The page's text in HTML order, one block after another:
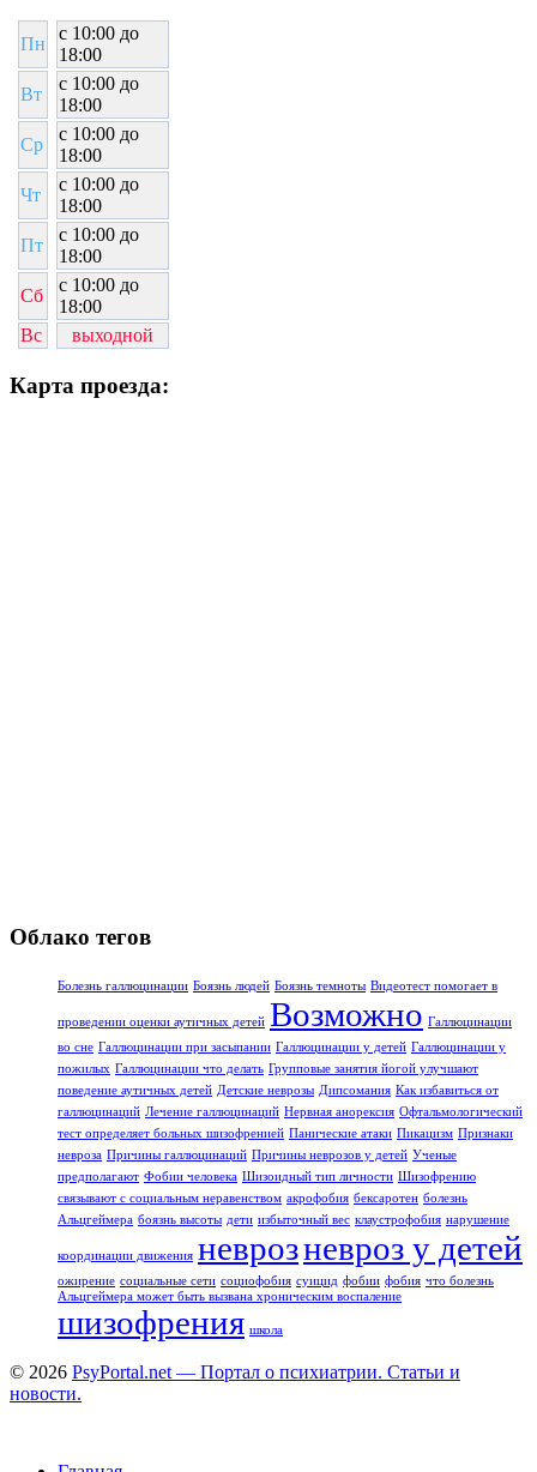
Пн
c 10:00 до
18:00
Вт
c 10:00 до
18:00
Ср
c 10:00 до
18:00
Чт
c 10:00 до
18:00
Пт
c 10:00 до
18:00
Сб
c 10:00 до
18:00
Вс
выходной
Карта проезда:
Облако тегов
Болезнь галлюцинации Боязнь людей Боязнь темноты Видеотест помогает в
проведении оценки аутичных детей Возможно Галлюцинации
во сне Галлюцинации при засыпании Галлюцинации у детей Галлюцинации у
пожилых Галлюцинации что делать Групповые занятия йогой улучшают
поведение аутичных детей Детские неврозы Дипсомания Как избавиться от
галлюцинаций Лечение галлюцинаций Нервная анорексия Офтальмологический
тест определяет больных шизофренией Панические атаки Пикацизм Признаки
невроза Причины галлюцинаций Причины неврозов у детей Ученые
предполагают Фобии человека Шизоидный тип личности Шизофрению
связывают с социальным неравенством акрофобия бексаротен болезнь
Альцгеймера боязнь высоты дети избыточный вес клаустрофобия нарушение
координации движения неврозневроз у детей
ожирение социальные сети социофобия суицид фобии фобия что болезнь
Альцгеймера может быть вызвана хроническим воспаление
шизофрения школа
© 2026 PsyPortal.net — Портал о психиатрии. Статьи и
новости.